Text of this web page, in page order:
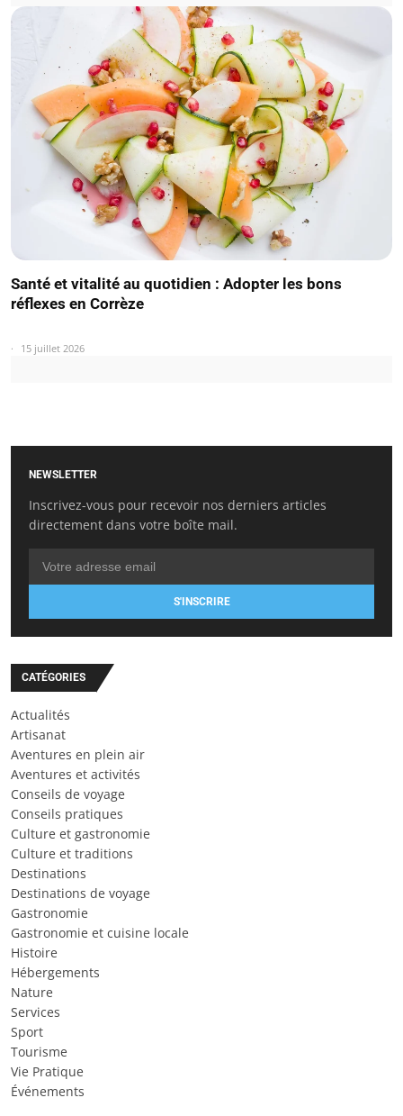
Santé et vitalité au quotidien : Adopter les bons
réflexes en Corrèze
15 juillet 2026
NEWSLETTER
Inscrivez-vous pour recevoir nos derniers articles
directement dans votre boîte mail.
S'INSCRIRE
CATÉGORIES
Actualités
Artisanat
Aventures en plein air
Aventures et activités
Conseils de voyage
Conseils pratiques
Culture et gastronomie
Culture et traditions
Destinations
Destinations de voyage
Gastronomie
Gastronomie et cuisine locale
Histoire
Hébergements
Nature
Services
Sport
Tourisme
Vie Pratique
Événements